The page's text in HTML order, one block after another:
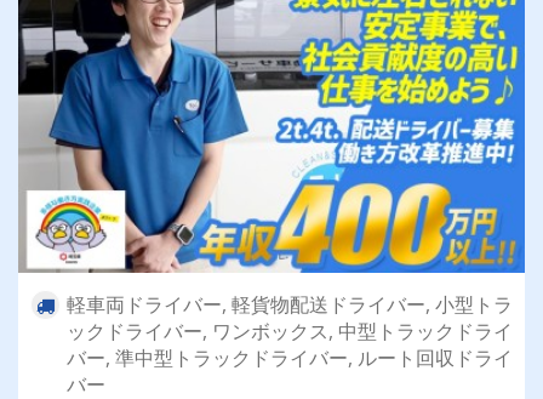
軽車両ドライバー, 軽貨物配送ドライバー, 小型トラ
ックドライバー, ワンボックス, 中型トラックドライ
バー, 準中型トラックドライバー, ルート回収ドライ
バー